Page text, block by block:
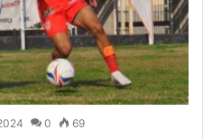
0 69